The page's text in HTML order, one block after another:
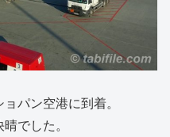
パン空港に到着。
でした。